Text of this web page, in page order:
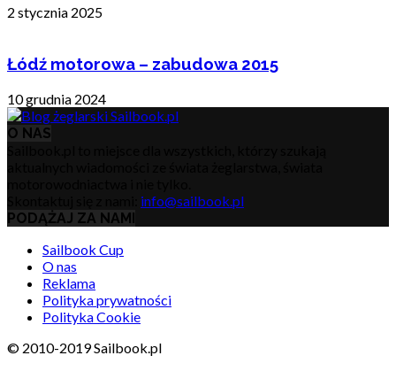
2 stycznia 2025
Łódź motorowa – zabudowa 2015
10 grudnia 2024
O NAS
info@sailbook.pl
PODĄŻAJ ZA NAMI
Sailbook Cup
O nas
Reklama
Polityka prywatności
Polityka Cookie
© 2010-2019 Sailbook.pl